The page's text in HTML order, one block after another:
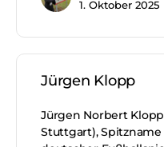
1. Oktober 2025
Jürgen Klopp
Jürgen Norbert Klopp
Stuttgart), Spitzname